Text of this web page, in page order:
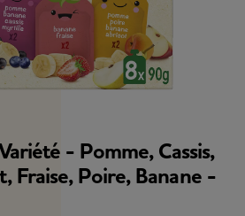
- Pomme, Cassis,
Fraise, Poire, Banane -